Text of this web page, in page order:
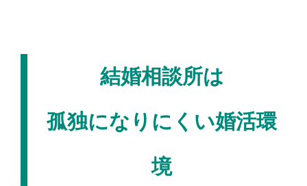
結婚相談所は
孤独になりにくい婚活環
境